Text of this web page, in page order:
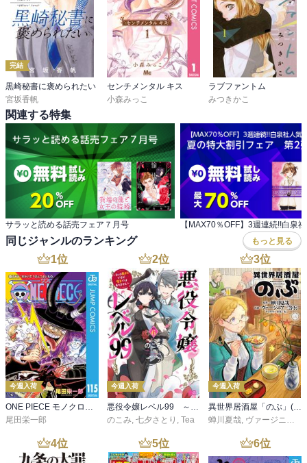
完結
黒崎秘書に褒められたい
宮坂香帆
センチメンタル キス
小森みっこ
ラブファントム
みつきかこ
関連する特集
サラッと読める話売フェア７月号
同じジャンルのランキング もっと見る
1位
今週入荷
ONE PIECE モノクロ版 115
尾田栄一郎
2位
今週入荷
悪役令嬢レベル99 ～私は裏ボスですが魔王ではありません～ その６
のこみ, 七夕さとり , Tea
3位
今週入荷
異世界居酒屋「のぶ」(22)
蝉川夏哉, ヴァージニア二等兵
4位 5位 6位